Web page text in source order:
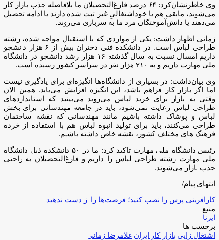
وی خاطرنشان‌کرد: ۶۴ درصد فارغ‌التحصیلان ما بلافاصله جذب بازار کار
می‌شوند، مابقی هم یا خوداشتغالیِ غیر ثبت شده دارند یا ادامه تحصیل
می‌دهند یا دانش‌آموختگان مرد ما به سربازی می‌روند.
زمانی اظهار داشت: یکی از مواردی که با استقبال مواجه شده، رشته
طراحی لباس است. در دانشکده فنی دختران بیش از ۶ هزار دانشجو
داریم امسال نسبت به سال گذشته ۱۶ هزار رشد دانشجو در دانشگاه
ملی مهارت داریم و به ۲۱۰ هزار نفر در سراسر کشور رسیده است.
وی بیان‌داشت: در بسیاری از دانشگاه‌ها انگیزه‌ای برای یادگیری نیست
اما اگر بازار کار فراهم باشد، این انگیزه افزایش می‌یابد. همین الان
وقتی به بازار برای خرید لباس می‌روید می‌بینید که استانداردهای
طراحی لباس رعایت نمی‌شود، باید در جامعه مهندسانی برای بخش
لباس و پوشاک داشته باشیم مانند مهندسانی که نقشه ساختمان
طراحی می‌کنند، باید برای تولید انبوه لباس هم با استفاده از خرده
فرهنگ های مختلف کشور، نقشه خاص داشته باشیم.
رئیس دانشگاه ملی مهارت تاکید کرد: ما در ۵۰ دانشکده ذیل دانشگاه
ملی مهارت رشته طراحی لباس را داریم و فارغ‌التحصیلان به راحتی
جذب بازار می‌شوند.
انتهای پیام/
کارآفرینی پرس را نصب کنید؛ فرصت‌ها را از دست ندهید
منبع
ایرنا
برچسب ها
اشتغال زایی بازار کار ایران غلامرضا زمانی